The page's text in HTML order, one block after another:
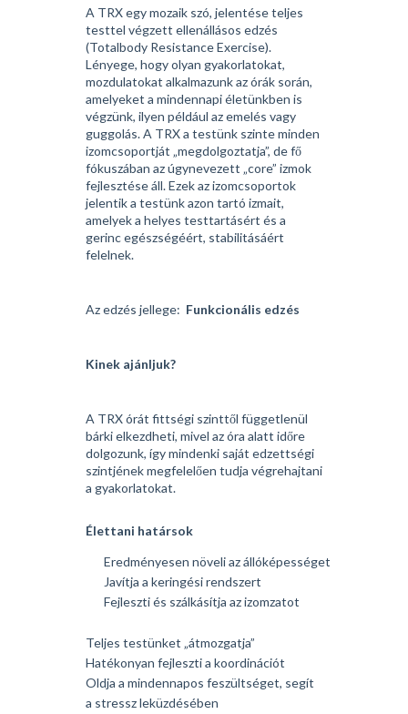
A TRX egy mozaik szó, jelentése teljes
testtel végzett ellenállásos edzés
(Totalbody Resistance Exercise).
Lényege, hogy olyan gyakorlatokat,
mozdulatokat alkalmazunk az órák során,
amelyeket a mindennapi életünkben is
végzünk, ilyen például az emelés vagy
guggolás. A TRX a testünk szinte minden
izomcsoportját „megdolgoztatja”, de fő
fókuszában az úgynevezett „core” izmok
fejlesztése áll. Ezek az izomcsoportok
jelentik a testünk azon tartó izmait,
amelyek a helyes testtartásért és a
gerinc egészségéért, stabilitásáért
felelnek.
Az edzés jellege: Funkcionális edzés
Kinek ajánljuk?
A TRX órát fittségi szinttől függetlenül
bárki elkezdheti, mivel az óra alatt időre
dolgozunk, így mindenki saját edzettségi
szintjének megfelelően tudja végrehajtani
a gyakorlatokat.
Élettani határsok
Eredményesen növeli az állóképességet
Javítja a keringési rendszert
Fejleszti és szálkásítja az izomzatot
Teljes testünket „átmozgatja”
Hatékonyan fejleszti a koordinációt
Oldja a mindennapos feszültséget, segít
a stressz leküzdésében